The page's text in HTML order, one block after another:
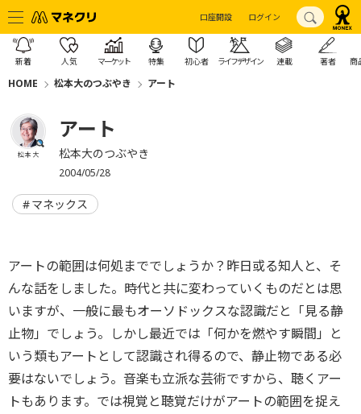
口座開設 ログイン
新着 人気 マーケット 特集 初心者 ライフデザイン 連載 著者 商
HOME 松本大のつぶやき アート
松本 大
アート
松本大のつぶやき
2004/05/28
マネックス
アートの範囲は何処まででしょうか？昨日或る知人と、そ
んな話をしました。時代と共に変わっていくものだとは思
いますが、一般に最もオーソドックスな認識だと「見る静
止物」でしょう。しかし最近では「何かを燃やす瞬間」と
いう類もアートとして認識され得るので、静止物である必
要はないでしょう。音楽も立派な芸術ですから、聴くアー
トもあります。では視覚と聴覚だけがアートの範囲を捉え